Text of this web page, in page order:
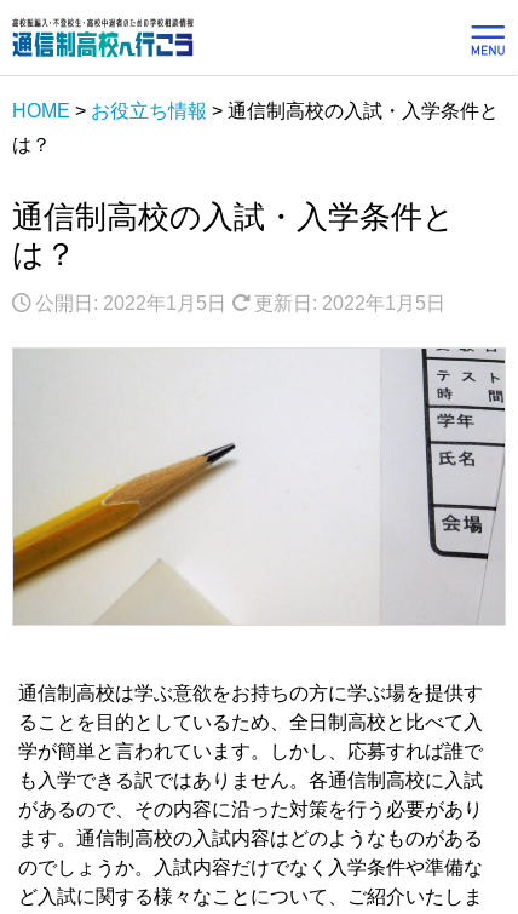
HOME > お役立ち情報 > 通信制高校の入試・入学条件と
は？
通信制高校の入試・入学条件と
は？
公開日: 2022年1月5日 更新日: 2022年1月5日
通信制高校は学ぶ意欲をお持ちの方に学ぶ場を提供す
ることを目的としているため、全日制高校と比べて入
学が簡単と言われています。
しかし、応募すれば誰で
も入学できる訳ではありません。 各通信制高校に入試
があるので、その内容に沿った対策を行う必要があり
ます。 通信制高校の入試内容はどのようなものがある
のでしょうか。
入試内容だけでなく入学条件や準備な
ど入試に関する様々なことについて、ご紹介いたしま